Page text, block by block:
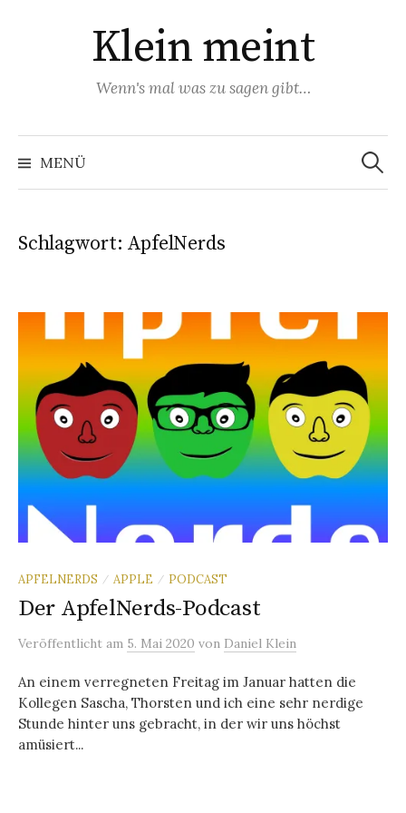
überspringenKlein meint
Wenn's mal was zu sagen gibt…
MENÜ
Suchen
nach:
Schlagwort: ApfelNerds
APFELNERDS / APPLE / PODCAST
Der ApfelNerds-Podcast
Veröffentlicht am 5. Mai 2020 von Daniel Klein
An einem verregneten Freitag im Januar hatten die
Kollegen Sascha, Thorsten und ich eine sehr nerdige
Stunde hinter uns gebracht, in der wir uns höchst
amüsiert...